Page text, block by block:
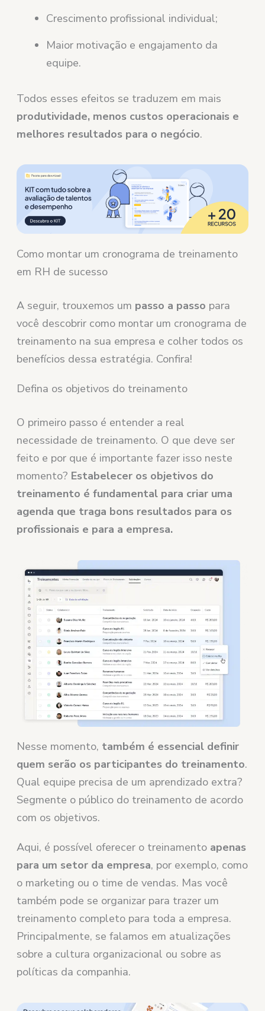
Crescimento profissional individual;
Maior motivação e engajamento da
equipe.
Todos esses efeitos se traduzem em mais
produtividade, menos custos operacionais e
melhores resultados para o negócio.
Como montar um cronograma de treinamento
em RH de sucesso
A seguir, trouxemos um passo a passo para
você descobrir como montar um cronograma de
treinamento na sua empresa e colher todos os
benefícios dessa estratégia. Confira!
Defina os objetivos do treinamento
O primeiro passo é entender a real
necessidade de treinamento. O que deve ser
feito e por que é importante fazer isso neste
momento? Estabelecer os objetivos do
treinamento é fundamental para criar uma
agenda que traga bons resultados para os
profissionais e para a empresa.
Nesse momento, também é essencial definir
quem serão os participantes do treinamento.
Qual equipe precisa de um aprendizado extra?
Segmente o público do treinamento de acordo
com os objetivos.
Aqui, é possível oferecer o treinamento apenas
para um setor da empresa, por exemplo, como
o marketing ou o time de vendas. Mas você
também pode se organizar para trazer um
treinamento completo para toda a empresa.
Principalmente, se falamos em atualizações
sobre a cultura organizacional ou sobre as
políticas da companhia.